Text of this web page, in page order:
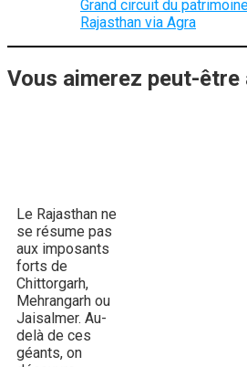
Grand circuit du
Rajasthan via Agra
Vous aimerez peut-être
Le Rajasthan ne
se résume pas
aux imposants
forts de
Chittorgarh,
Mehrangarh ou
Jaisalmer. Au-
delà de ces
géants, on